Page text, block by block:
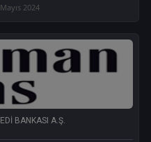
2024
BANKASI A.Ş.